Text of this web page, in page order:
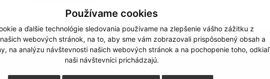
Používame cookies
a ďalšie technológie sledovania používame na zlepšenie vášho zážitku z
webových stránok, na to, aby sme vám zobrazovali prispôsobený obsah a
na analýzu návštevnosti našich webových stránok a na pochopenie toho, odkiaľ
naši návštevníci prichádzajú.
webdesign|